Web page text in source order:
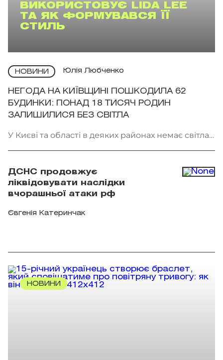
ВИКОРИСТОВУЄ LIDA LEE
ТА ЯК ФОРМУВАВСЯ ЇЇ
СТИЛЬ
НОВИНИ Юлія Любченко
НЕГОДА НА КИЇВЩИНІ ПОШКОДИЛА 62
БУДИНКИ: ПОНАД 18 ТИСЯЧ РОДИН
ЗАЛИШИЛИСЯ БЕЗ СВІТЛА
У Києві та області в деяких районах немає світла.
ДСНС продовжує
ліквідовувати наслідки
вчорашньої атаки рф
Євгенія Катеринчак
НОВИНИ